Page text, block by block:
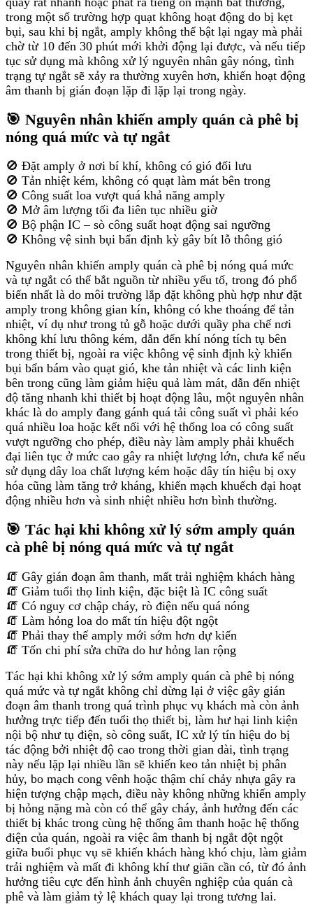
trong một số trường hợp quạt không hoạt động do bị kẹt
bụi, sau khi bị ngắt, amply không thể bật lại ngay mà phải
chờ từ 10 đến 30 phút mới khởi động lại được, và nếu tiếp
tục sử dụng mà không xử lý nguyên nhân gây nóng, tình
trạng tự ngắt sẽ xảy ra thường xuyên hơn, khiến hoạt động
âm thanh bị gián đoạn lặp đi lặp lại trong ngày.
🎯 Nguyên nhân khiến amply quán cà phê bị
nóng quá mức và tự ngắt
🚫 Đặt amply ở nơi bí khí, không có gió đối lưu
🚫 Tản nhiệt kém, không có quạt làm mát bên trong
🚫 Công suất loa vượt quá khả năng amply
🚫 Mở âm lượng tối đa liên tục nhiều giờ
🚫 Bộ phận IC – sò công suất hoạt động sai ngưỡng
🚫 Không vệ sinh bụi bẩn định kỳ gây bít lỗ thông gió
Nguyên nhân khiến amply quán cà phê bị nóng quá mức
và tự ngắt có thể bắt nguồn từ nhiều yếu tố, trong đó phổ
biến nhất là do môi trường lắp đặt không phù hợp như đặt
amply trong không gian kín, không có khe thoáng để tản
nhiệt, ví dụ như trong tủ gỗ hoặc dưới quầy pha chế nơi
không khí lưu thông kém, dẫn đến khí nóng tích tụ bên
trong thiết bị, ngoài ra việc không vệ sinh định kỳ khiến
bụi bẩn bám vào quạt gió, khe tản nhiệt và các linh kiện
bên trong cũng làm giảm hiệu quả làm mát, dẫn đến nhiệt
độ tăng nhanh khi thiết bị hoạt động lâu, một nguyên nhân
khác là do amply đang gánh quá tải công suất vì phải kéo
quá nhiều loa hoặc kết nối với hệ thống loa có công suất
vượt ngưỡng cho phép, điều này làm amply phải khuếch
đại liên tục ở mức cao gây ra nhiệt lượng lớn, chưa kể nếu
sử dụng dây loa chất lượng kém hoặc dây tín hiệu bị oxy
hóa cũng làm tăng trở kháng, khiến mạch khuếch đại hoạt
động nhiều hơn và sinh nhiệt nhiều hơn bình thường.
🎯 Tác hại khi không xử lý sớm amply quán
cà phê bị nóng quá mức và tự ngắt
🧯 Gây gián đoạn âm thanh, mất trải nghiệm khách hàng
🧯 Giảm tuổi thọ linh kiện, đặc biệt là IC công suất
🧯 Có nguy cơ chập cháy, rò điện nếu quá nóng
🧯 Làm hỏng loa do mất tín hiệu đột ngột
🧯 Phải thay thế amply mới sớm hơn dự kiến
🧯 Tốn chi phí sửa chữa do hư hỏng lan rộng
Tác hại khi không xử lý sớm amply quán cà phê bị nóng
quá mức và tự ngắt không chỉ dừng lại ở việc gây gián
đoạn âm thanh trong quá trình phục vụ khách mà còn ảnh
hưởng trực tiếp đến tuổi thọ thiết bị, làm hư hại linh kiện
nội bộ như tụ điện, sò công suất, IC xử lý tín hiệu do bị
tác động bởi nhiệt độ cao trong thời gian dài, tình trạng
này nếu lặp lại nhiều lần sẽ khiến keo tản nhiệt bị phân
hủy, bo mạch cong vênh hoặc thậm chí chảy nhựa gây ra
hiện tượng chập mạch, điều này không những khiến amply
bị hỏng nặng mà còn có thể gây cháy, ảnh hưởng đến các
thiết bị khác trong cùng hệ thống âm thanh hoặc hệ thống
điện của quán, ngoài ra việc âm thanh bị ngắt đột ngột
giữa buổi phục vụ sẽ khiến khách hàng khó chịu, làm giảm
trải nghiệm và mất đi không khí thư giãn cần có, từ đó ảnh
hưởng tiêu cực đến hình ảnh chuyên nghiệp của quán cà
phê và làm giảm tỷ lệ khách quay lại trong tương lai.